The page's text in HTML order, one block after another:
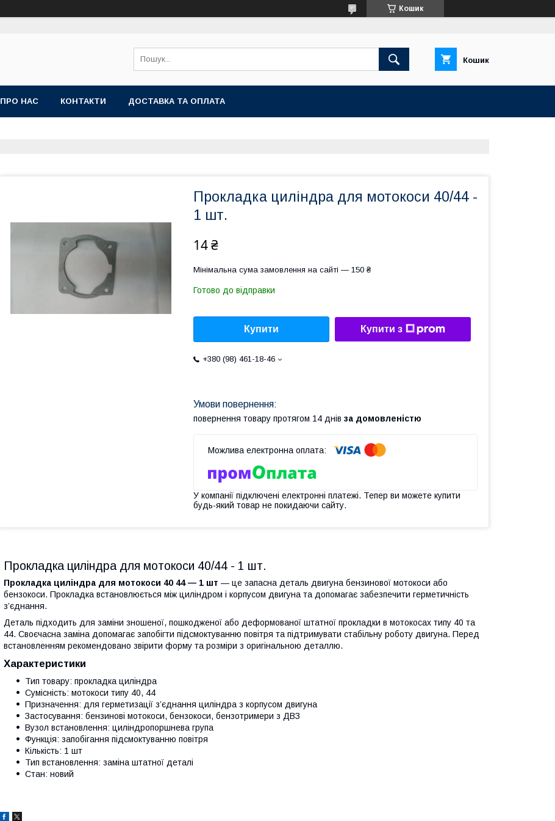
Кошик
Кошик
ПРО НАС КОНТАКТИ ДОСТАВКА ТА ОПЛАТА
Прокладка циліндра для мотокоси 40/44 -
1 шт.
14 ₴
Мінімальна сума замовлення на сайті — 150 ₴
Готово до відправки
Купити Купити з
+380 (98) 461-18-46
повернення товару протягом 14 днів за домовленістю
У компанії підключені електронні платежі. Тепер ви можете купити
будь-який товар не покидаючи сайту.
Прокладка циліндра для мотокоси 40/44 - 1 шт.
Прокладка циліндра для мотокоси 40 44 — 1 шт — це запасна деталь двигуна бензинової мотокоси або
бензокоси. Прокладка встановлюється між циліндром і корпусом двигуна та допомагає забезпечити герметичність
з’єднання.
Деталь підходить для заміни зношеної, пошкодженої або деформованої штатної прокладки в мотокосах типу 40 та
44. Своєчасна заміна допомагає запобігти підсмоктуванню повітря та підтримувати стабільну роботу двигуна. Перед
встановленням рекомендовано звірити форму та розміри з оригінальною деталлю.
Характеристики
Тип товару: прокладка циліндра
Сумісність: мотокоси типу 40, 44
Призначення: для герметизації з’єднання циліндра з корпусом двигуна
Застосування: бензинові мотокоси, бензокоси, бензотримери з ДВЗ
Вузол встановлення: циліндропоршнева група
Функція: запобігання підсмоктуванню повітря
Кількість: 1 шт
Тип встановлення: заміна штатної деталі
Стан: новий